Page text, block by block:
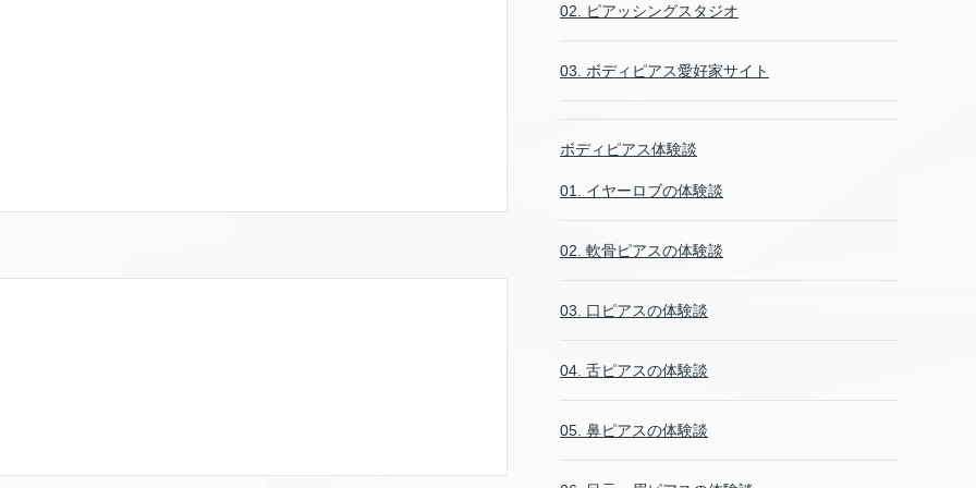
02. ピアッシングスタジオ
03. ボディピアス愛好家サイト
ボディピアス体験談
01. イヤーロブの体験談
02. 軟骨ピアスの体験談
03. 口ピアスの体験談
04. 舌ピアスの体験談
05. 鼻ピアスの体験談